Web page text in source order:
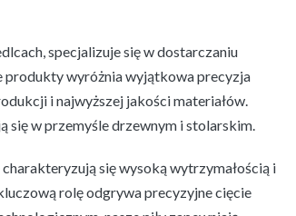
specjalizuje się w dostarczaniu
produkty wyróżnia wyjątkowa precyzja
i najwyższej jakości materiałów.
się w przemyśle drzewnym i stolarskim.
się wysoką wytrzymałością i
rolę odgrywa precyzyjne cięcie